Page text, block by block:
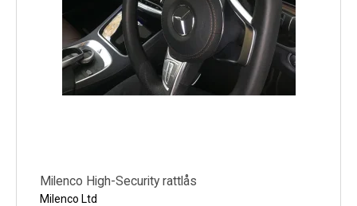
Milenco High-Security rattlås
Milenco Ltd